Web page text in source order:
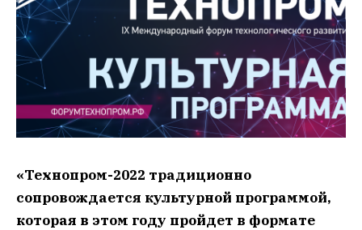
«Технопром-2022 традиционно
сопровождается культурной программой,
которая в этом году пройдет в формате